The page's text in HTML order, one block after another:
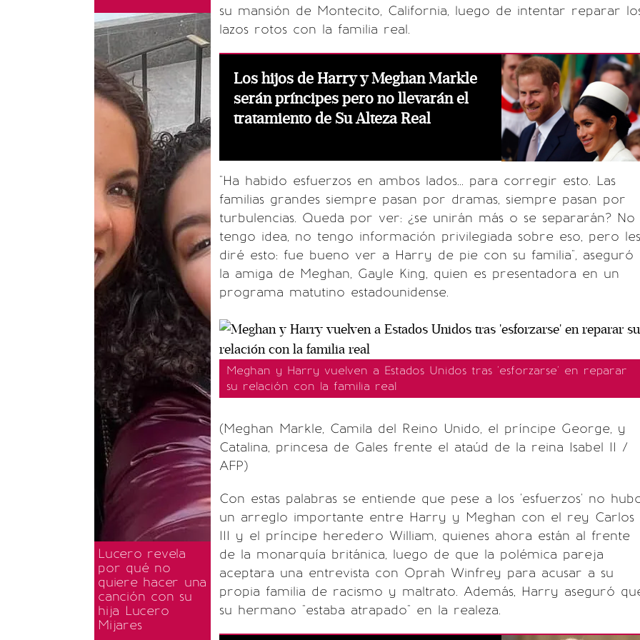
Lucero revela
por qué no
quiere hacer una
canción con su
hija Lucero
Mijares
su mansión de Montecito, California, luego de intentar reparar
lazos rotos con la familia real.
Los hijos de Harry y Meghan Markle
serán príncipes pero no llevarán el
tratamiento de Su Alteza Real
"Ha habido esfuerzos en ambos lados... para corregir esto. Las
familias grandes siempre pasan por dramas, siempre pasan por
turbulencias. Queda por ver: ¿se unirán más o se separarán? No
tengo idea, no tengo información privilegiada sobre eso, pero les
diré esto: fue bueno ver a Harry de pie con su familia", aseguró
la amiga de Meghan, Gayle King, quien es presentadora en un
programa matutino estadounidense.
Meghan y Harry vuelven a Estados Unidos tras 'esforzarse' en reparar
su relación con la familia real
(Meghan Markle, Camila del Reino Unido, el príncipe George, y
Catalina, princesa de Gales frente el ataúd de la reina Isabel II /
AFP)
Con estas palabras se entiende que pese a los 'esfuerzos' no
un arreglo importante entre Harry y Meghan con el rey Carlos
III y el príncipe heredero William, quienes ahora están al frente
de la monarquía británica, luego de que la polémica pareja
aceptara una entrevista con Oprah Winfrey para acusar a su
propia familia de racismo y maltrato. Además, Harry aseguró
su hermano "estaba atrapado" en la realeza.